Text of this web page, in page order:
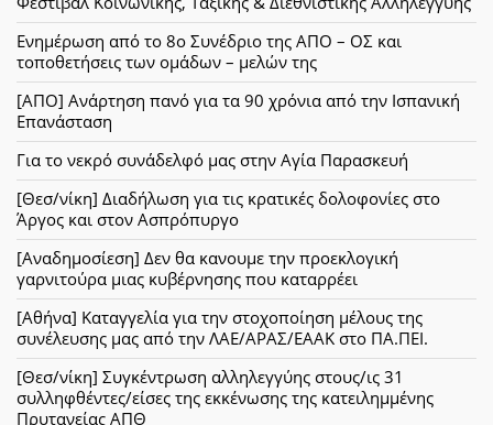
Ενημέρωση από το 8ο Συνέδριο της ΑΠΟ – ΟΣ και
τοποθετήσεις των ομάδων – μελών της
[ΑΠΟ] Ανάρτηση πανό για τα 90 χρόνια από την Ισπανική
Επανάσταση
Για το νεκρό συνάδελφό μας στην Αγία Παρασκευή
[Θεσ/νίκη] Διαδήλωση για τις κρατικές δολοφονίες στο
Άργος και στον Ασπρόπυργο
[Αναδημοσίεση] Δεν θα κανουμε την προεκλογική
γαρνιτούρα μιας κυβέρνησης που καταρρέει
[Αθήνα] Καταγγελία για την στοχοποίηση μέλους της
συνέλευσης μας από την ΛΑΕ/ΑΡΑΣ/ΕΑΑΚ στο ΠΑ.ΠΕΙ.
[Θεσ/νίκη] Συγκέντρωση αλληλεγγύης στους/ις 31
συλληφθέντες/είσες της εκκένωσης της κατειλημμένης
Πρυτανείας ΑΠΘ